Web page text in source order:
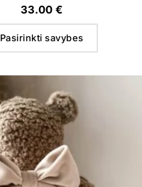
33.00€
Pasirinkti savybes